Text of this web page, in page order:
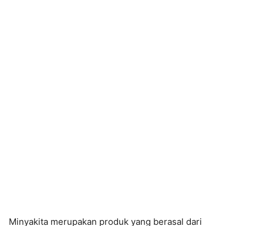
Minyakita merupakan produk yang berasal dari